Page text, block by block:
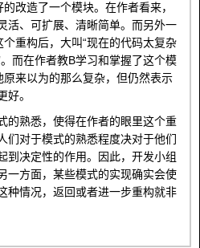
改造了一个模块。在作者看来，
活、可扩展、清晰简单。而另外一
重构后，大叫“现在的代码太复杂
而在作者教B学习和掌握了这个模
来以为的那么复杂，但仍然表示
好。
的熟悉，使得在作者的眼里这个重
们对于模式的熟悉程度决对于他们
到决定性的作用。因此，开发小组
一方面，某些模式的实现确实会使
种情况，返回或者进一步重构就非